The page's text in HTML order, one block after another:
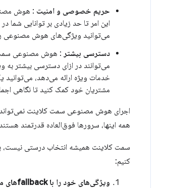
حریم خصوصی و امنیت : هوش
این امر تا حد زیادی بر توانایی
می‌توانید ویژگی‌های هوش مصنوعی را
دسترسی بیشتر : هوش مصنوعی سمت
می‌توانند در ازای دسترسی بیشتر
خدمات ویژه ارائه می‌دهد،
مشتریان خود کمک کنید تا نگاهی
اجرای هوش مصنوعی سمت کلاینت نمی‌تواند
همه اینها، سرورها فوق‌العاده قدرتمند
سمت کلاینت همیشه انتخاب درستی نیست،
کنیم:
ویژگی‌های خود را با fallbackهای مناسب طراحی کنید